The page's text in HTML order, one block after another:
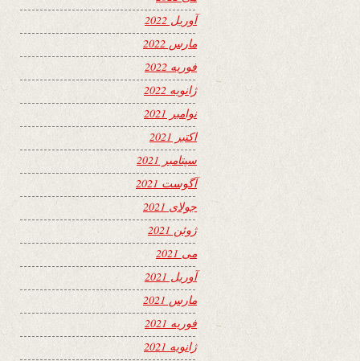
آوریل 2022
مارس 2022
فوریه 2022
ژانویه 2022
نوامبر 2021
اکتبر 2021
سپتامبر 2021
آگوست 2021
جولای 2021
ژوئن 2021
می 2021
آوریل 2021
مارس 2021
فوریه 2021
ژانویه 2021